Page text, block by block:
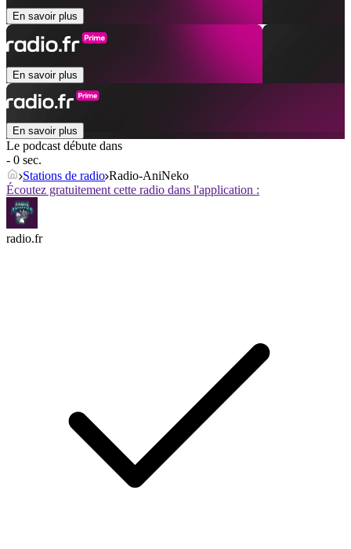
En savoir plus
En savoir plus
En savoir plus
Le podcast débute dans
- 0 sec.
Stations de radio Radio-AniNeko
Écoutez gratuitement cette radio dans l'application :
radio.fr